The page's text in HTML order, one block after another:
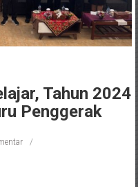
Tahun 2024
Penggerak